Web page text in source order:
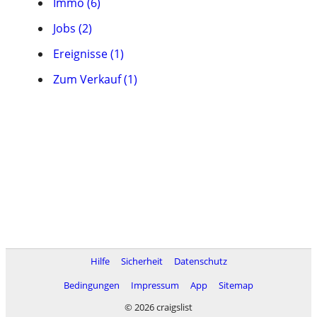
Jobs (2)
Ereignisse (1)
Zum Verkauf (1)
Hilfe Sicherheit
Datenschutz
Bedingungen
Impressum App
Sitemap
© 2026 craigslist